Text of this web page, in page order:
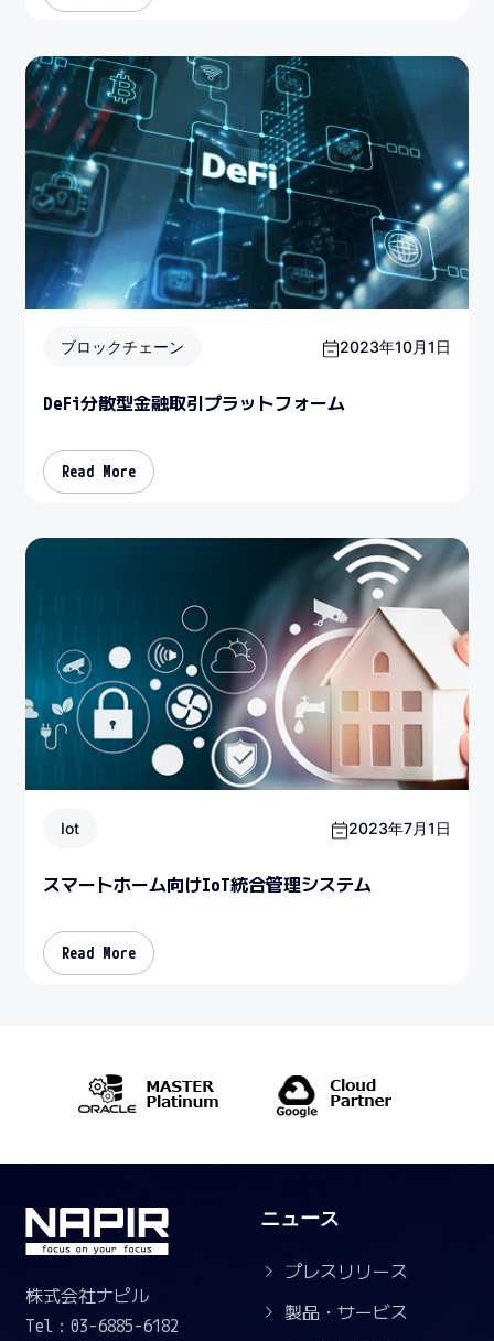
ブロックチェーン 2023年10月1日
DeFi分散型金融取引プラットフォーム
Read More
Iot 2023年7月1日
スマートホーム向けIoT統合管理システム
Read More
株式会社ナピル
Tel：03-6885-6182
ニュース
プレスリリース
製品・サービス